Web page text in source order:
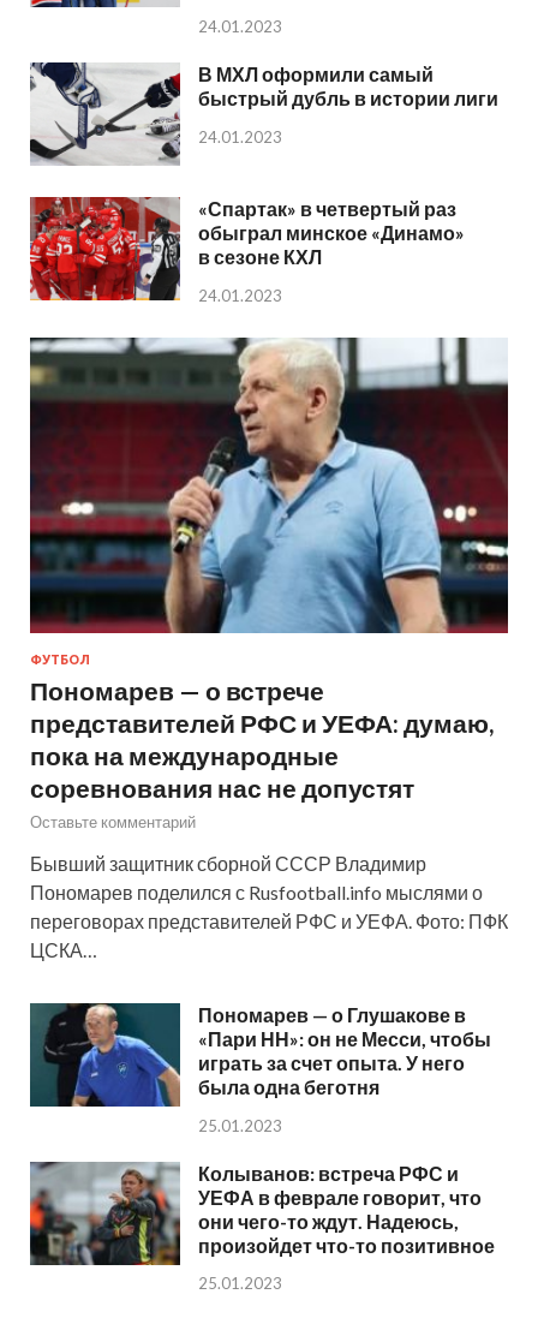
24.01.2023
В МХЛ оформили самый
быстрый дубль в истории лиги
24.01.2023
«Спартак» в четвертый раз
обыграл минское «Динамо»
в сезоне КХЛ
24.01.2023
ФУТБОЛ
Пономарев — о встрече
представителей РФС и УЕФА: думаю,
пока на международные
соревнования нас не допустят
Оставьте комментарий
Бывший защитник сборной СССР Владимир
Пономарев поделился с Rusfootball.info мыслями о
переговорах представителей РФС и УЕФА. Фото: ПФК
ЦСКА…
Пономарев — о Глушакове в
«Пари НН»: он не Месси, чтобы
играть за счет опыта. У него
была одна беготня
25.01.2023
Колыванов: встреча РФС и
УЕФА в феврале говорит, что
они чего-то ждут. Надеюсь,
произойдет что-то позитивное
25.01.2023